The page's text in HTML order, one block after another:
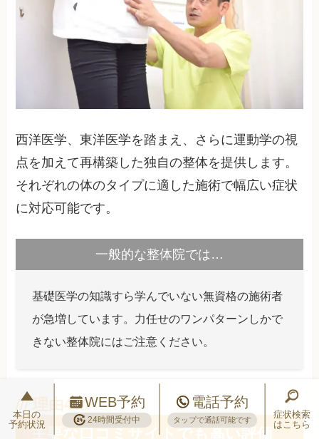
西洋医学、東洋医学を踏まえ、さらに運動学の視
点を加えて再構築した独自の整体を提供します。
それぞれの体のタイプに適した施術で幅広い症状
に対応可能です。
一般的な整体院では…
基礎医学の知識すら学んでいない無資格の施術者
が急増しています。力任せのワンパターンしかで
きない整体院にはご注意ください。
主要な口コミサイトでも高い評価
本日の
予約状況
WEB予約
24時間受付中
電話予約
タップで通話可能です
症状検索
はこちら